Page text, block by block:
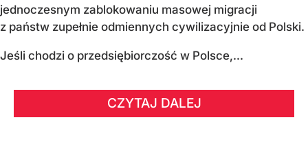
jednoczesnym zablokowaniu masowej migracji
z państw zupełnie odmiennych cywilizacyjnie od Polski.
Jeśli chodzi o przedsiębiorczość w Polsce,...
CZYTAJ DALEJ